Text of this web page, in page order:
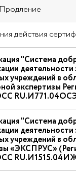
действия
"Система
деятельности
учреждений в
экспертизы
"Система
деятельности
учреждений в
«ЭКСПРУС»